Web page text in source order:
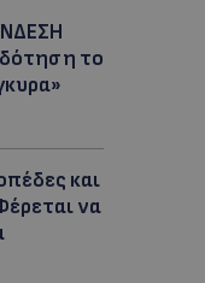
το
και
να